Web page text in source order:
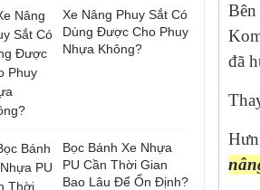
Bên
đã
Xe Nâng Phuy Sắt Có
Dùng Được Cho Phuy
Nhựa Không?
Bọc Bánh Xe Nhựa
PU Cần Thời Gian
Bao Lâu Để Ổn Định?